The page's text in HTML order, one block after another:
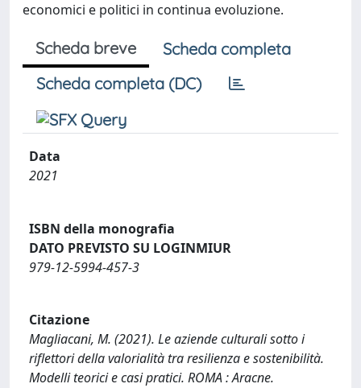
economici e politici in continua evoluzione.
Scheda breve
Scheda completa
Scheda completa (DC)
Data
2021
ISBN della monografia
DATO PREVISTO SU LOGINMIUR
979-12-5994-457-3
Citazione
Magliacani, M. (2021). Le aziende culturali sotto i
riflettori della valorialità tra resilienza e sostenibilità.
Modelli teorici e casi pratici. ROMA : Aracne.